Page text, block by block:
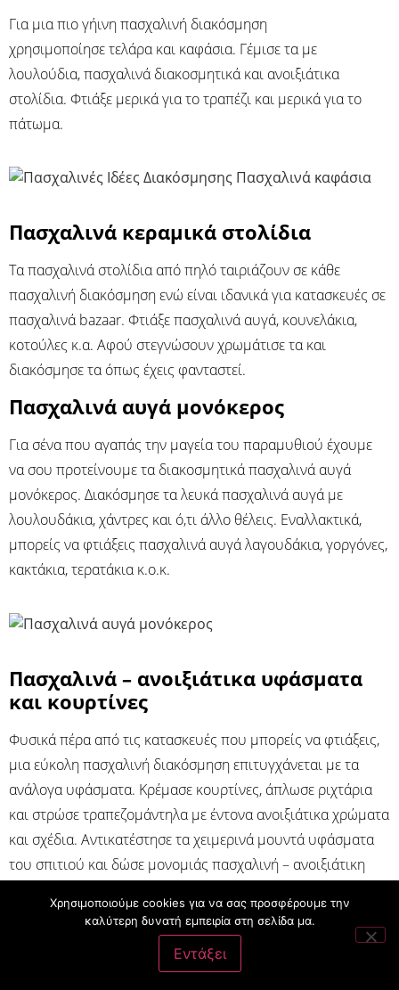
Για μια πιο γήινη πασχαλινή διακόσμηση
χρησιμοποίησε τελάρα και καφάσια. Γέμισε τα με
λουλούδια, πασχαλινά διακοσμητικά και ανοιξιάτικα
στολίδια. Φτιάξε μερικά για το τραπέζι και μερικά για το
πάτωμα.
Πασχαλινά κεραμικά στολίδια
Τα πασχαλινά στολίδια από πηλό ταιριάζουν σε κάθε
πασχαλινή διακόσμηση ενώ είναι ιδανικά για κατασκευές σε
πασχαλινά bazaar. Φτιάξε πασχαλινά αυγά, κουνελάκια,
κοτούλες κ.α. Αφού στεγνώσουν χρωμάτισε τα και
διακόσμησε τα όπως έχεις φανταστεί.
Πασχαλινά αυγά μονόκερος
Για σένα που αγαπάς την μαγεία του παραμυθιού έχουμε
να σου προτείνουμε τα διακοσμητικά πασχαλινά αυγά
μονόκερος. Διακόσμησε τα λευκά πασχαλινά αυγά με
λουλουδάκια, χάντρες και ό,τι άλλο θέλεις. Εναλλακτικά,
μπορείς να φτιάξεις πασχαλινά αυγά λαγουδάκια, γοργόνες,
κακτάκια, τερατάκια κ.ο.κ.
Πασχαλινά – ανοιξιάτικα υφάσματα
και κουρτίνες
Φυσικά πέρα από τις κατασκευές που μπορείς να φτιάξεις,
μια εύκολη πασχαλινή διακόσμηση επιτυγχάνεται με τα
ανάλογα υφάσματα. Κρέμασε κουρτίνες, άπλωσε ριχτάρια
και στρώσε τραπεζομάντηλα με έντονα ανοιξιάτικα χρώματα
και σχέδια. Αντικατέστησε τα χειμερινά μουντά υφάσματα
του σπιτιού και δώσε μονομιάς πασχαλινή – ανοιξιάτικη
πασχαλινά σχέδια.
Χρησιμοποιούμε cookies για να σας προσφέρουμε την
καλύτερη δυνατή εμπειρία στη σελίδα μα.
Εντάξει